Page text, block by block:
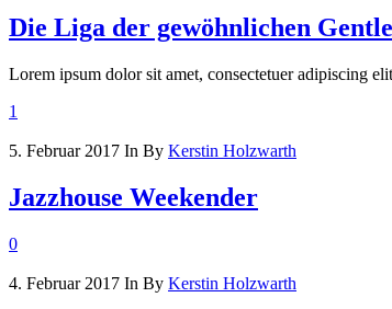
Die Liga der gewöhnlichen
Lorem ipsum dolor sit amet, consectetuer adipiscing
1
5. Februar 2017 In By Kerstin Holzwarth
Jazzhouse Weekender
0
4. Februar 2017 In By Kerstin Holzwarth